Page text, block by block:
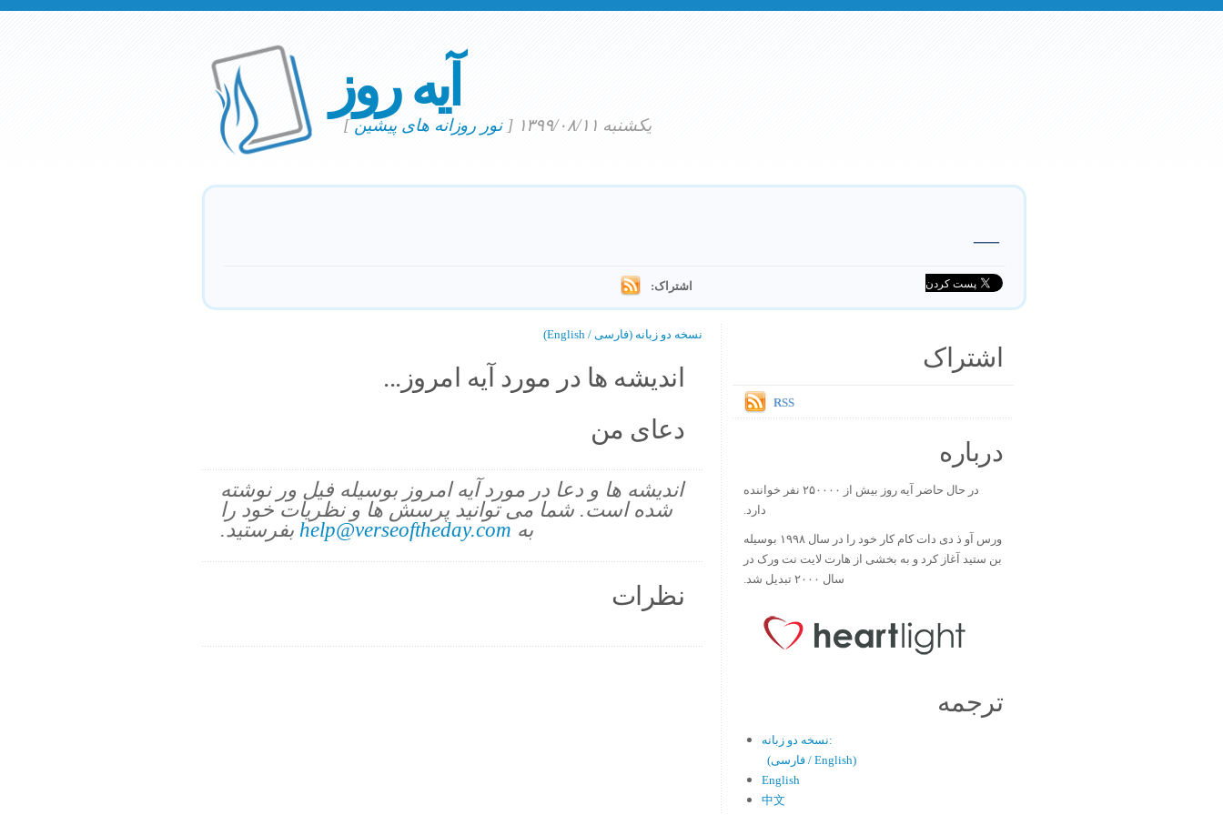
آیه روز
یکشنبه ۱۳۹۹/۰۸/۱۱ [نور روزانه های پیشین]
—
اشتراک:
نسخه دو زبانه (فارسی / English)
اندیشه ها در مورد آیه امروز...
دعای من
اندیشه ها و دعا در مورد آیه امروز بوسیله فیل ور نوشته
شده است. شما می توانید پرسش ها و نظریات خود را
بهhelp@verseoftheday.com بفرستید.
نظرات
اشتراک
RSS
درباره
در حال حاضر آیه روز بیش از ۲۵۰۰۰۰ نفر خواننده
دارد.
ورس آو ذ دی دات کام کار خود را در سال ۱۹۹۸ بوسیله
بن ستید آغاز کرد و به بخشی از هارت لایت نت ورک در
سال ۲۰۰۰ تبدیل شد.
ترجمه
نسخه دو زبانه:
(فارسی / English)
English
中文